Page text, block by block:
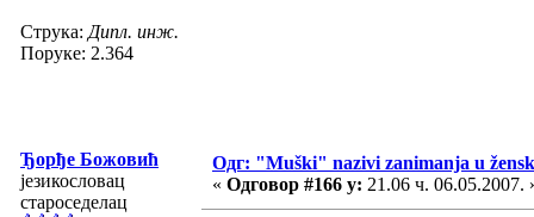
Струка: Дипл. инж.
Поруке: 2.364
Ђорђе Божовић
језикословац
староседелац
Одг: "Muški" nazivi zanimanja u
« Одговор #166 у: 21.06 ч. 06.05.2007.